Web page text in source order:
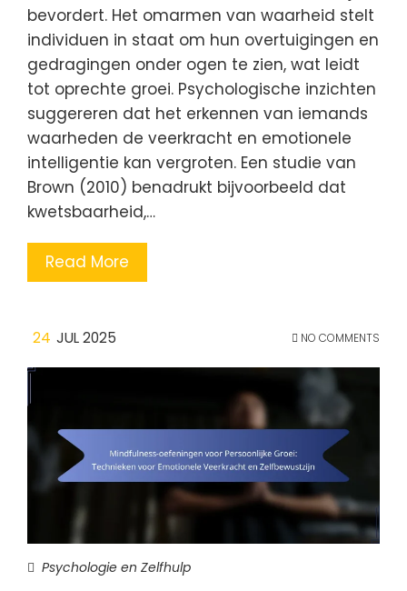
bevordert. Het omarmen van waarheid stelt
individuen in staat om hun overtuigingen en
gedragingen onder ogen te zien, wat leidt
tot oprechte groei. Psychologische inzichten
suggereren dat het erkennen van iemands
waarheden de veerkracht en emotionele
intelligentie kan vergroten. Een studie van
Brown (2010) benadrukt bijvoorbeeld dat
kwetsbaarheid,…
Read More
24 JUL 2025 NO COMMENTS
Psychologie en Zelfhulp